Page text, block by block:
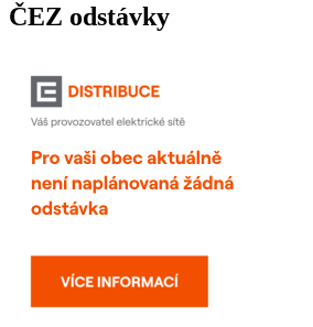
ČEZ odstávky